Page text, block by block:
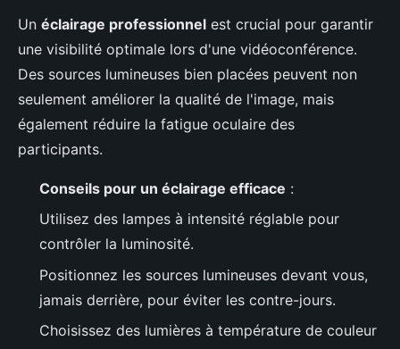
Un éclairage professionnel est crucial pour garantir
une visibilité optimale lors d'une vidéoconférence.
Des sources lumineuses bien placées peuvent non
seulement améliorer la qualité de l'image, mais
également réduire la fatigue oculaire des
participants.
Conseils pour un éclairage efficace :
Utilisez des lampes à intensité réglable pour
contrôler la luminosité.
Positionnez les sources lumineuses devant vous,
jamais derrière, pour éviter les contre-jours.
Choisissez des lumières à température de couleur